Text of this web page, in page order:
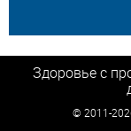
Здоровье с
© 2011-